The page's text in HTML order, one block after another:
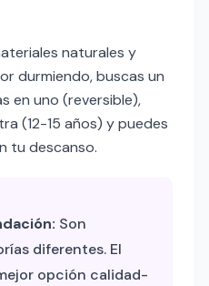
naturales y
durmiendo, buscas un
en uno (reversible),
(12-15 años) y puedes
tu descanso.
Son
diferentes. El
opción calidad-